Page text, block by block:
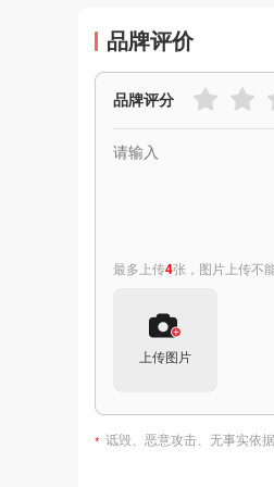
品牌评价
品牌评分
最多上传4张，图片上传不
上传图片
* 诋毁、恶意攻击、无事实依